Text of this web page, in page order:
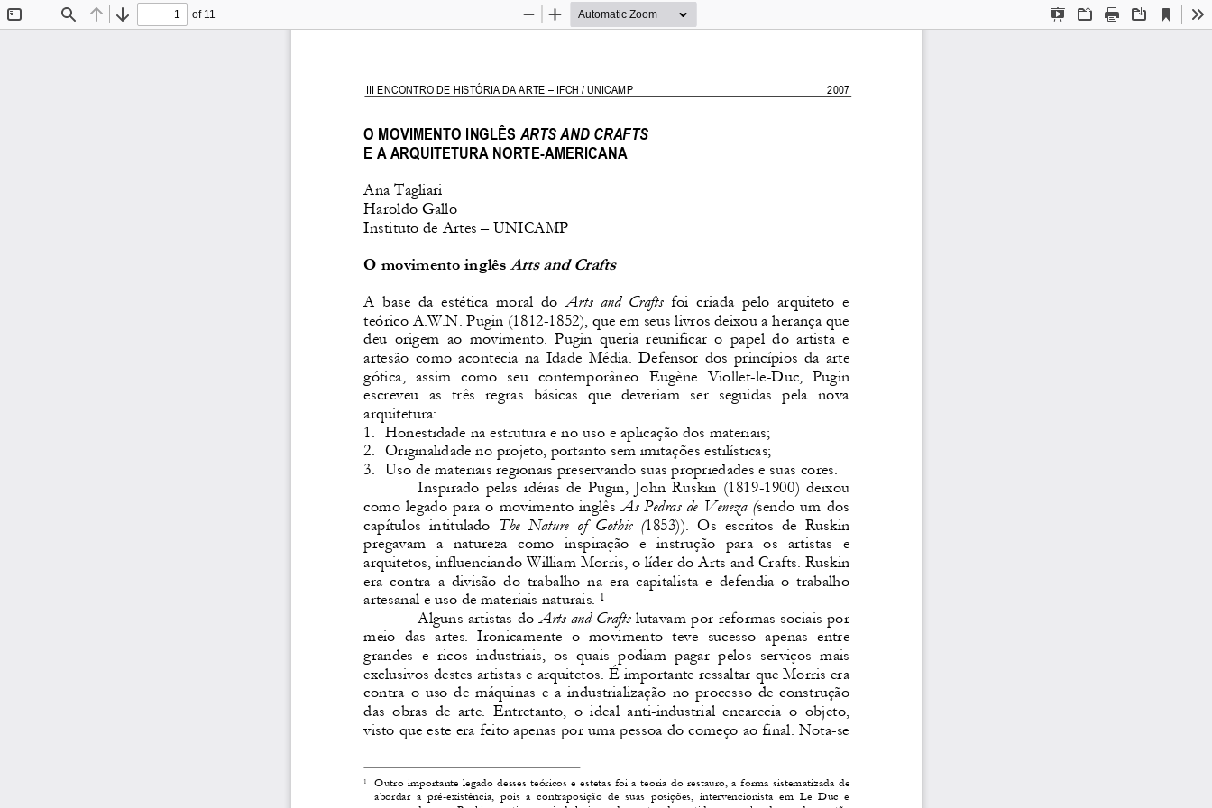
Find Previous
Next
of 11
Presentation
OpenPrint Download
Current
View
Zoom
Zoom
III ENCONTRO DE HISTÓRIA DA ARTE – IFCH / UNICAMP 2007
O MOVIMENTO INGLÊS ARTS AND CRAFTS
E A ARQUITETURA NORTE-AMERICANA
Ana Tagliari
Haroldo Gallo
Instituto de Artes – UNICAMP
O movimento inglês Arts and Crafts
A  base  da  estética  moral  do Arts  and  Crafts
  foi  criada  pelo  arquiteto  e
teórico A.W.N. Pugin (1812-1852), que em seus livros deixou a herança que
deu  origem  ao  movimento.  Pugin  queria  reunificar  o papel  do  artista  e
artesão como acontecia na Idade Média. Defensor dos princípios da arte
gótica,  assim  como  seu  contemporâneo  Eugène  Viollet-le-Duc,  Pugin
escreveu  as  três  regras  básicas  que  deveriam  ser  seguidas  pela  nova
arquitetura:
1.  Honestidade na estrutura e no uso e aplicação dos materiais;
2.  Originalidade no projeto, portanto sem imitações estilísticas;
3.  Uso de materiais regionais preservando suas propriedades e suas cores.
Inspirado pelas idéias de Pugin, John Ruskin (1819-1900) deixou
como legado para o movimento inglês As Pedras de Veneza ( sendo um dos
capítulos  intitulado
  The  Nature  of  Gothic  (
1853)).  Os  escritos  de  Ruskin
pregavam  a  natureza  como  inspiração  e  instrução  para  os  artistas  e
arquitetos, influenciando William Morris, o líder do Arts and Crafts. Ruskin
era  contra  a  divisão  do  trabalho  na  era  capitalista
  e  defendia  o  trabalho
artesanal e uso de materiais naturais.
1
Alguns artistas do Arts and Crafts lutavam por reformas sociais por
meio  das  artes.  Ironicamente  o  movimento  teve  sucesso  apenas  entre
grandes  e  ricos  industriais,  os  quais  podiam  pagar pelos  serviços  mais
exclusivos destes artistas e arquitetos. É importante ressaltar que Morris era
contra o uso de máquinas e a industrialização no processo de construção
das  obras  de  arte.  Entretanto,  o  ideal  anti-industrial  encarecia  o  objeto,
visto que este era feito apenas por uma pessoa do começo ao final. Nota-se
1
  Outro importante legado desses teóricos e estetas
foi a teoria do restauro, a forma sistematizada de
abordar  a  pré-existência,  pois  a  contraposição  de  suas  posições,  intervencionista  em  Le  Duc  e